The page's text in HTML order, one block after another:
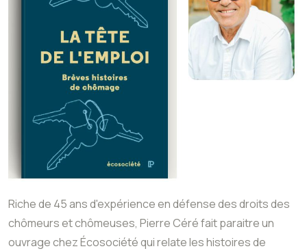
Riche de 45 ans d'expérience en défense des droits des
chômeurs et chômeuses, Pierre Céré fait paraitre un
ouvrage chez Écosociété qui relate les histoires de